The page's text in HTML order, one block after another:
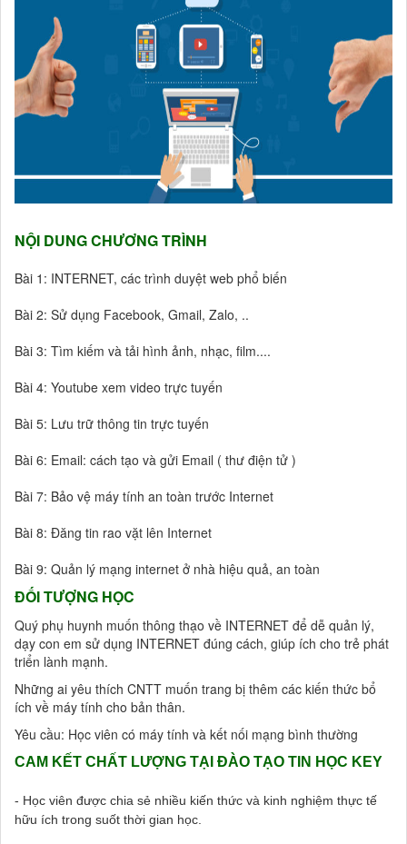
NỘI DUNG CHƯƠNG TRÌNH
Bài 1: INTERNET, các trình duyệt web phổ biến
Bài 2: Sử dụng Facebook, Gmail, Zalo, ..
Bài 3: Tìm kiếm và tải hình ảnh, nhạc, film....
Bài 4: Youtube xem video trực tuyến
Bài 5: Lưu trữ thông tin trực tuyến
Bài 6: Email: cách tạo và gửi Email ( thư điện tử )
Bài 7: Bảo vệ máy tính an toàn trước Internet
Bài 8: Đăng tin rao vặt lên Internet
Bài 9: Quản lý mạng internet ở nhà hiệu quả, an toàn
ĐỐI TƯỢNG HỌC
Quý phụ huynh muốn thông thạo về INTERNET để dễ quản lý,
dạy con em sử dụng INTERNET đúng cách, giúp ích cho trẻ phát
triển lành mạnh.
Những ai yêu thích CNTT muốn trang bị thêm các kiến thức bổ
ích về máy tính cho bản thân.
Yêu cầu: Học viên có máy tính và kết nối mạng bình thường
CAM KẾT CHẤT LƯỢNG TẠI ĐÀO TẠO TIN HỌC KEY
- Học viên được chia sẻ nhiều kiến thức và kinh nghiệm thực tế
hữu ích trong suốt thời gian học.